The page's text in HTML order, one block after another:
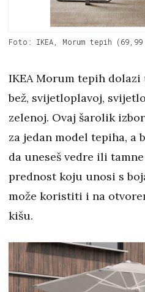
Foto: IKEA, Morum tepih (69,99
IKEA Morum tepih
bež, svijetloplavoj,
zelenoj. Ovaj šarolik
za jedan model tepiha, a
da uneseš vedre ili
prednost koju unosi s
može koristiti i na
kišu.